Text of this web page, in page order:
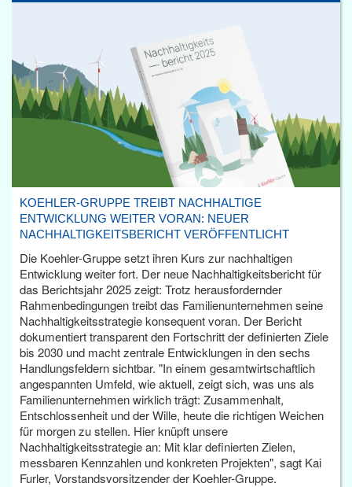
KOEHLER-GRUPPE TREIBT NACHHALTIGE
ENTWICKLUNG WEITER VORAN: NEUER
NACHHALTIGKEITSBERICHT VERÖFFENTLICHT
Die Koehler-Gruppe setzt ihren Kurs zur nachhaltigen
Entwicklung weiter fort. Der neue Nachhaltigkeitsbericht für
das Berichtsjahr 2025 zeigt: Trotz herausfordernder
Rahmenbedingungen treibt das Familienunternehmen seine
Nachhaltigkeitsstrategie konsequent voran. Der Bericht
dokumentiert transparent den Fortschritt der definierten Ziele
bis 2030 und macht zentrale Entwicklungen in den sechs
Handlungsfeldern sichtbar. "In einem gesamtwirtschaftlich
angespannten Umfeld, wie aktuell, zeigt sich, was uns als
Familienunternehmen wirklich trägt: Zusammenhalt,
Entschlossenheit und der Wille, heute die richtigen Weichen
für morgen zu stellen. Hier knüpft unsere
Nachhaltigkeitsstrategie an: Mit klar definierten Zielen,
messbaren Kennzahlen und konkreten Projekten", sagt Kai
Furler, Vorstandsvorsitzender der Koehler-Gruppe.